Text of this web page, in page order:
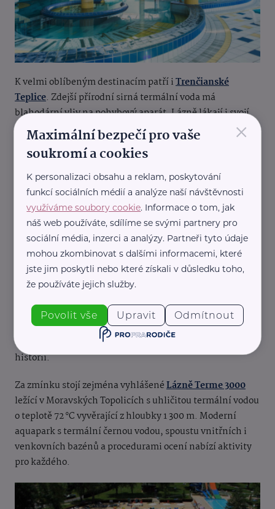
K velmi oblíbeným destinacím patří iTrenčianské
Teplice. Zdejší přírodní sirná termální voda má
blahodární vliv na pohybový aparát. Lázně lákají i svojí
polohou v romantickém údolí s kouzelnou přírodou.
Zapomenout nesmíme ani naRajecké Teplice, které vás
okouzlí budovou s termálními bazény a velkolepou
antickou architekturou. Voda s obsahem vápníku a
hořčíku působí příznivě na pohybový aparát a nervový
systém.
Slovinsko
Slovinskonabízí širokou škálu termálních lázní, od těch s
moderním vybavením až po tradiční lázně s dlouholetou
historií.
Za zmínku stojí zejména vyhlášenéLázně Terme 3000
ležící v Moravských Topolicích s uhličitou termální vodou
o teplotě 72 °C vyvěrající z hloubky 1 300 m. Moderní
aquapark s termální černou vodou, spoustu vnitřních i
venkovních bazénů a procedurami ocení nabízí aktivity
pro každého.
×
Maximální bezpečí pro vaše
soukromí a cookies
K personalizaci obsahu a reklam, poskytování
funkcí sociálních médií a analýze naší návštěvnosti
využíváme soubory cookie. Informace o tom, jak
náš web používáte, sdílíme se svými partnery pro
sociální média, inzerci a analýzy. Partneři tyto údaje
mohou zkombinovat s dalšími informacemi, které
jste jim poskytli nebo které získali v důsledku toho,
že používáte jejich služby.
Povolit vše Upravit Odmítnout